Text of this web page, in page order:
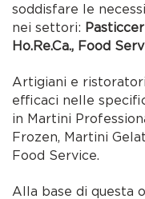
soddisfare le
nei settori:
Ho.Re.Ca., Food
Artigiani e
efficaci nelle
in Martini
Frozen, Martini
Food Service.
Alla base di questa